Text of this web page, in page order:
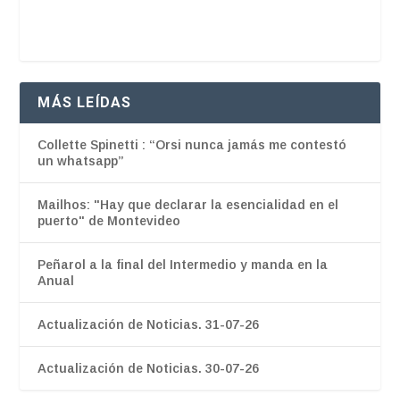
MÁS LEÍDAS
Collette Spinetti : “Orsi nunca jamás me contestó
un whatsapp”
Mailhos: "Hay que declarar la esencialidad en el
puerto" de Montevideo
Peñarol a la final del Intermedio y manda en la
Anual
Actualización de Noticias. 31-07-26
Actualización de Noticias. 30-07-26